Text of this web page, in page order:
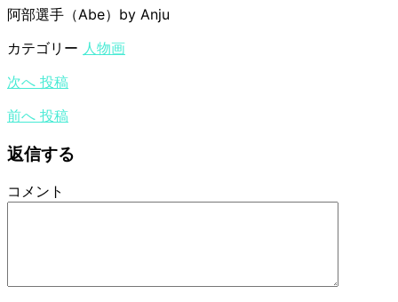
阿部選手（Abe）by Anju
カテゴリー 人物画
次へ 投稿
前へ 投稿
返信する
コメント